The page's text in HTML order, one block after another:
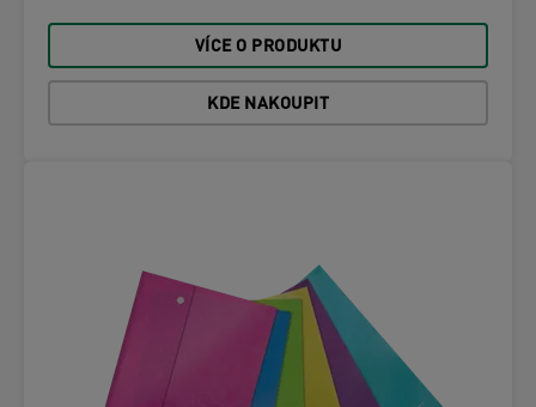
VÍCE O PRODUKTU
KDE NAKOUPIT